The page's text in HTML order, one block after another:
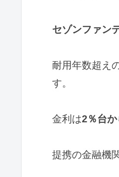
セゾンファン
耐用年数超え
す。
金利は2％台か
提携の金融機